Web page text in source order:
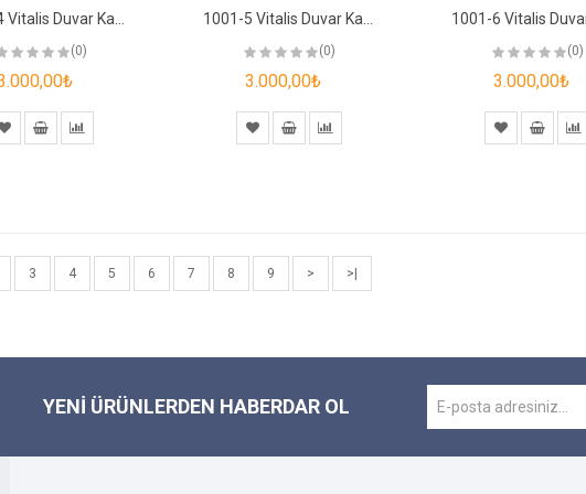
(0) (0)
3.000,00₺
(0)
3.000,00₺
3 4 5 6 7 8 9 > >|
YENI ÜRÜNLERDEN HABERDAR OL